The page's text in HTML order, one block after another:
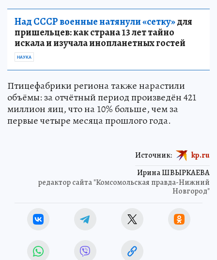
Над СССР военные натянули «сетку»для
пришельцев: как страна 13 лет тайно
искала и изучала инопланетных гостей
НАУКА
Птицефабрики региона также нарастили
объёмы: за отчётный период произведён 421
миллион яиц, что на 10% больше, чем за
первые четыре месяца прошлого года.
Ирина ШВЫРКАЕВА
редактор сайта "Комсомольская правда-Нижний
Новгород"
Источник: kp.ru